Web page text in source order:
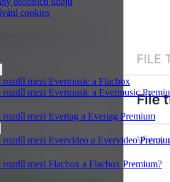
cookies
rozdíl mezi Evermusic a Flacbox
rozdíl mezi Evermusic a Evermusic
rozdíl mezi Evertag a Evertag Premium
rozdíl mezi Evervideo a Evervideo
rozdíl mezi Flacbox a Flacbox Premium?